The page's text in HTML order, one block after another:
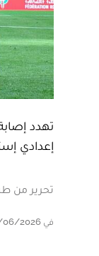
تهدد
إعدادي
تحرير من
في 08/06/2026 على الساعة 13:23